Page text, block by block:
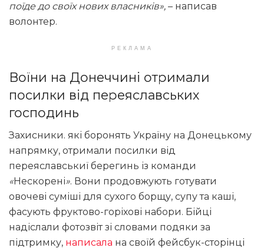
поїде до своїх нових власників», – написав
волонтер.
РЕКЛАМА
Воїни на Донеччині отримали
посилки від переяславських
господинь
Захисники. які боронять Україну на Донецькому
напрямку, отримали посилки від
переяславськиї берегинь із команди
«Нескорені». Вони продовжують готувати
овочеві суміші для сухого борщу, супу та каші,
фасують фруктово-горіхові набори. Бійці
надіслали фотозвіт зі словами подяки за
підтримку, написала на своїй фейсбук-сторінці